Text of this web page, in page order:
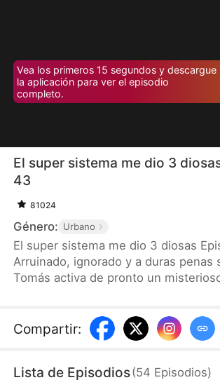
Vea los primeros 15 segundos y descargue
la aplicación para ver el episodio
completo.
El super sistema me dio 3
43
81024
Género: Urbano
El super sistema me dio 3 diosas
Arruinado, ignorado y a duras penas
Tomás activa de pronto un
incluidas tres diosas del campus que
competir por su atención.
Compartir:
Lista de Episodios(54 Episodios)